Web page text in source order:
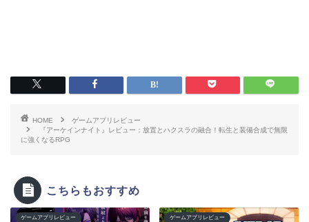
HOME
ゲームアプリレビュー
『アーケインナイト』レビュー：放置とハクスラの融合！転生と装備合成で無限
に強くなるRPG
こちらもおすすめ
ゲームアプリレビュー ゲームアプリレビュー